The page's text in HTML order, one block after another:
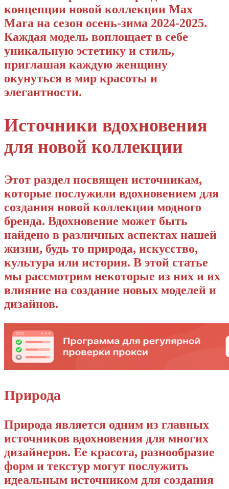
концепции новой коллекции Max
Mara на сезон осень-зима 2024-2025.
Каждая модель воплощает в себе
уникальную эстетику и стиль,
приглашая каждую женщину
окунуться в мир красоты и
элегантности.
Источники вдохновения
для новой коллекции
Этот раздел посвящен источникам,
которые послужили вдохновением для
создания новой коллекции модного
бренда. Вдохновение может быть
найдено в различных аспектах нашей
жизни, будь то природа, искусство,
культура или история. В этой статье
мы рассмотрим некоторые из них и их
влияние на создание новых моделей и
дизайнов.
Природа
Природа является одним из главных
источников вдохновения для многих
дизайнеров. Ее красота, разнообразие
форм и текстур могут послужить
идеальным источником для создания